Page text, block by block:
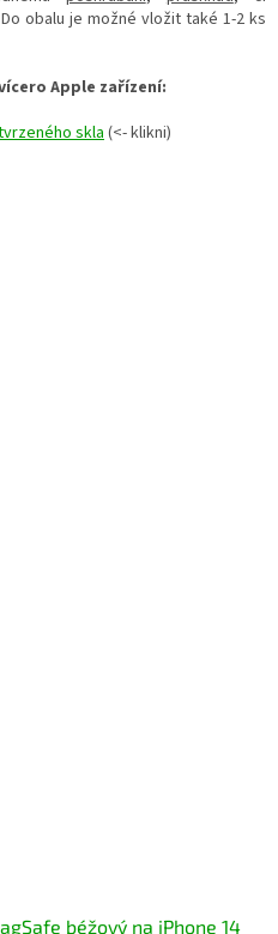
obalu je možné vložit také 1-2 ks
Apple zařízení:
skla(<- klikni)
béžový na iPhone 14